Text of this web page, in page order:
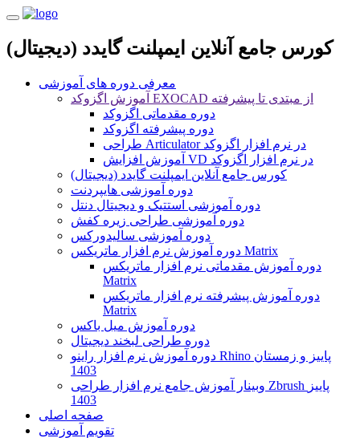
کورس جامع آنلاین ایمپلنت گایدد (دیجیتال)
معرفی دوره های آموزشی
آموزش اگزوکد EXOCAD از مبتدی تا پیشرفته
دوره مقدماتی اگزوکد
دوره پیشرفته اگزوکد
طراحی Articulator در نرم افزار اگزوکد
آموزش افزایش VD در نرم افزار اگزوکد
کورس جامع آنلاین ایمپلنت گایدد (دیجیتال)
دوره آموزشی هایپردنت
دوره آموزشی استتیک و دیجیتال دنتل
دوره آموزشی طراحی زیره کفش
دوره آموزشی سالیدورکس
دوره آموزش نرم افزار ماتریکس Matrix
دوره آموزش مقدماتی نرم افزار ماتریکس
Matrix
دوره آموزش پیشرفته نرم افزار ماتریکس
Matrix
دوره آموزش میل باکس
دوره طراحی لبخند دیجیتال
دوره آموزش نرم افزار راینو Rhino پاییز و زمستان
1403
وبینار آموزش جامع نرم افزار طراحی Zbrush پاییز
1403
صفحه اصلی
تقویم آموزشی